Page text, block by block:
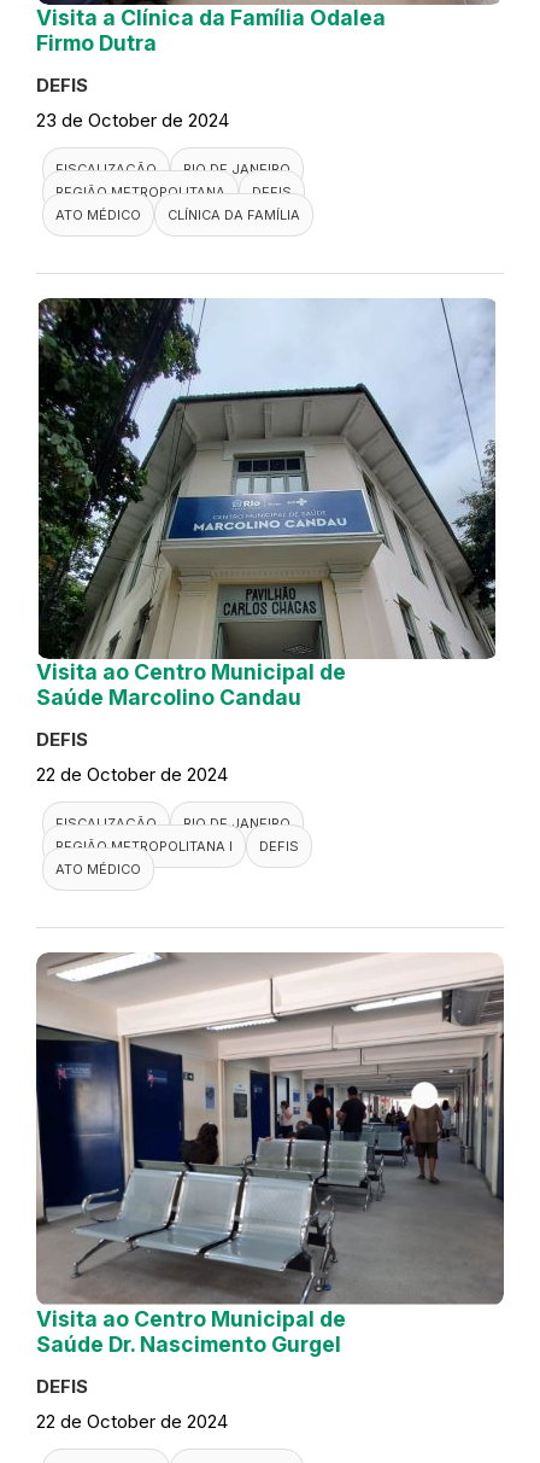
Visita a Clínica da Família Odalea
Firmo Dutra
DEFIS
23 de October de 2024
FISCALIZAÇÃO
RIO DE JANEIRO
REGIÃO METROPOLITANA
DEFIS
ATO MÉDICO
CLÍNICA DA FAMÍLIA
Visita ao Centro Municipal de
Saúde Marcolino Candau
DEFIS
22 de October de 2024
FISCALIZAÇÃO
RIO DE JANEIRO
REGIÃO METROPOLITANA I
DEFIS
ATO MÉDICO
Visita ao Centro Municipal de
Saúde Dr. Nascimento Gurgel
DEFIS
22 de October de 2024